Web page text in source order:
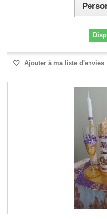
Ajouter à ma liste d'envies